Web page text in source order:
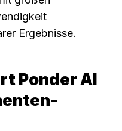
Ergebnisse.
Ponder AI